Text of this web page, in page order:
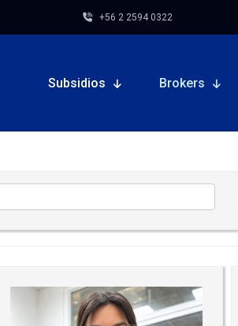
+56 2 2594 0322
Subsidios Brokers